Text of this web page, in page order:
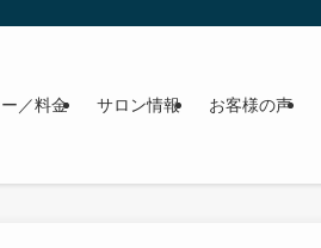
ー／料金 サロン情報 お客様の声